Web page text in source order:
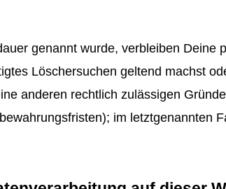
genannt wurde, verbleiben Deine
Löschersuchen geltend machst
anderen rechtlich zulässigen
im letztgenannten